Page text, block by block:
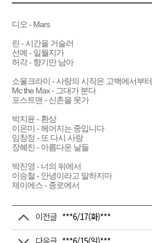
디오 - Mars
린 - 시간을 거슬러
선예 - 일월지가
허각 - 향기만 남아
소울크라이 - 사랑의 시작은 고백에서부터
Mc the Max - 그대가 분다
포스트맨 - 신촌을 못가
박지윤 - 환상
이은미 - 헤어지는 중입니다
임창정 - 또 다시 사랑
장혜진 - 아름다운 날들
박진영 - 너의 뒤에서
이승철 - 안녕이라고 말하지마
제이에스 - 종로에서
이전글 ***6/17(화)***
다음글 ***6/15(일)***